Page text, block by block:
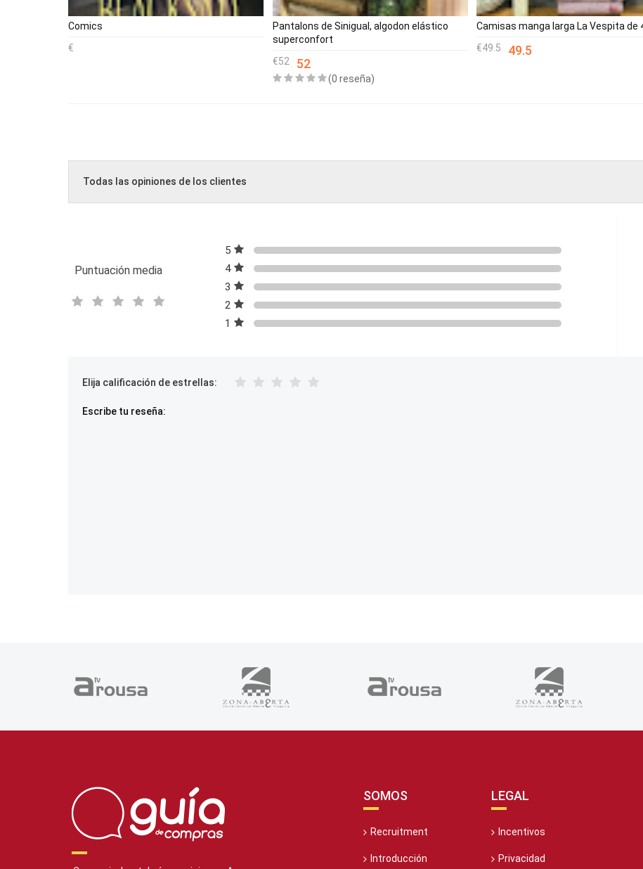
Comics
Pantalons de Sinigual, algodon elástico
superconfort
52
52
(0 reseña)
Camisas manga larga La Vespita de
49.5
49.5
Todas las opiniones de los clientes
Puntuación media
5
4
3
2
1
Elija calificación de estrellas:
Escribe tu reseña:
SOMOS
Recruitment
Introducción
LEGAL
Incentivos
Privacidad